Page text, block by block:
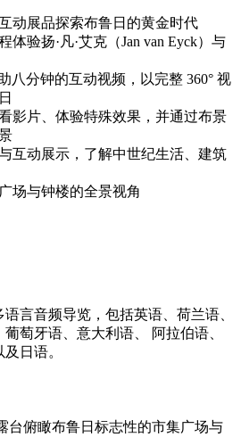
动展品探索布鲁日的黄金时代
体验扬·凡·艾克（Jan van Eyck）与
八分钟的互动视频，以完整 360° 视
影片、体验特殊效果，并通过布景
互动展示，了解中世纪生活、建筑
场与钟楼的全景视角
言音频导览，包括英语、荷兰语、
萄牙语、意大利语、 阿拉伯语、
日语。
台俯瞰布鲁日标志性的市集广场与